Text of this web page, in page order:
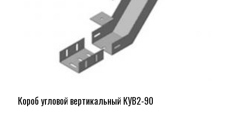
Короб угловой вертикальный КУВ2-90